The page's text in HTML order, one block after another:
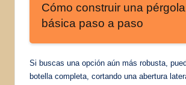
Cómo construir una pérgola
básica paso a paso
Si buscas una opción aún más robusta,
botella completa, cortando una abertura